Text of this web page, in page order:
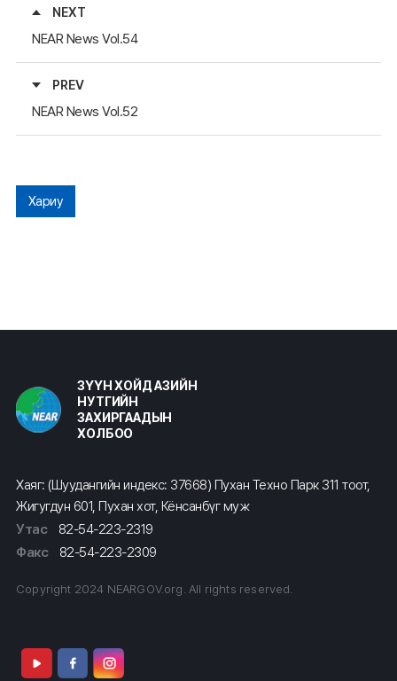
NEXT
NEAR News Vol.54
PREV
NEAR News Vol.52
Хариу
ЗҮҮН ХОЙД АЗИЙН
НУТГИЙН
ЗАХИРГААДЫН
ХОЛБОО
Хаяг: (Шуудангийн индекс: 37668) Пухан Техно Парк 311 тоот,
Жигугдун 601, Пухан хот, Кёнсанбүг муж
Утас
82-54-223-2319
Факс
82-54-223-2309
Copyright 2024 NEARGOV.org. All rights reserved.